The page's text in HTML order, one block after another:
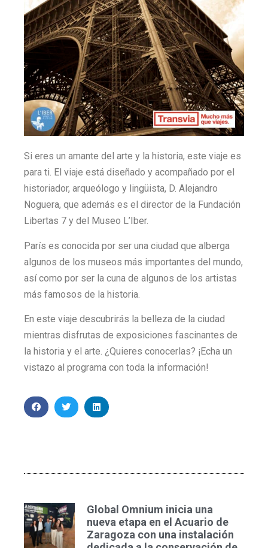
Si eres un amante del arte y la historia, este viaje es
para ti. El viaje está diseñado y acompañado por el
historiador, arqueólogo y lingüista, D. Alejandro
Noguera, que además es el director de la Fundación
Libertas 7 y del Museo L’Iber.
París es conocida por ser una ciudad que alberga
algunos de los museos más importantes del mundo,
así como por ser la cuna de algunos de los artistas
más famosos de la historia.
En este viaje descubrirás la belleza de la ciudad
mientras disfrutas de exposiciones fascinantes de
la historia y el arte. ¿Quieres conocerlas? ¡Echa un
vistazo al programa con toda la información!
Global Omnium inicia una
nueva etapa en el Acuario de
Zaragoza con una instalación